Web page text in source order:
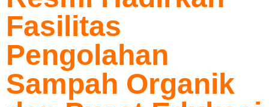
Fasilitas
Pengolahan
Sampah Organik